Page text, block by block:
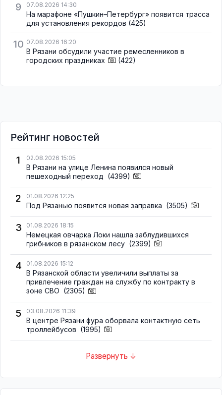
9 07.08.2026 14:30
На марафоне «Пушкин–Петербург» появится трасса
для установления рекордов (425)
10 07.08.2026 16:20
В Рязани обсудили участие ремесленников в
городских праздниках
(422)
Рейтинг новостей
1
02.08.2026 15:05
В Рязани на улице Ленина появился новый
пешеходный переход (4399)
2 01.08.2026 12:25
Под Рязанью появится новая заправка (3505)
3 01.08.2026 18:15
Немецкая овчарка Локи нашла заблудившихся
грибников в рязанском лесу (2399)
4 01.08.2026 15:12
В Рязанской области увеличили выплаты за
привлечение граждан на службу по контракту в
зоне СВО (2305)
5 03.08.2026 11:39
В центре Рязани фура оборвала контактную сеть
троллейбусов (1995)
Развернуть ↓